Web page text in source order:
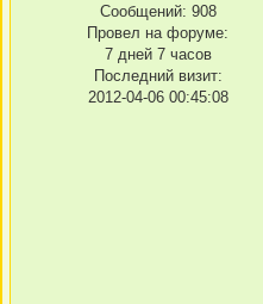
Сообщений: 908
Провел на форуме:
7 дней 7 часов
Последний визит:
2012-04-06 00:45:08